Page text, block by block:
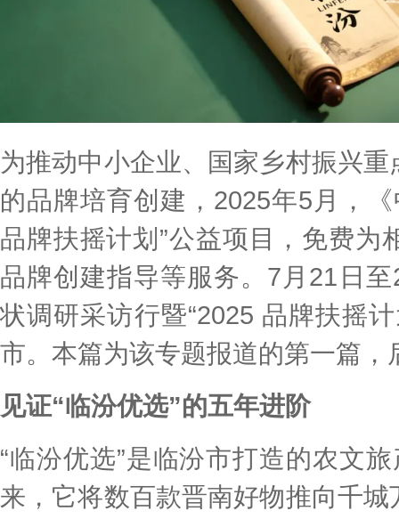
为推动中小企业、国家乡村振兴
的品牌培育创建，2025年5月，
品牌扶摇计划”公益项目，免费为
品牌创建指导等服务。7月21日
状调研采访行暨“2025 品牌扶摇
市。本篇为该专题报道的第一篇
见证“临汾优选”的五年进阶
“临汾优选”是临汾市打造的农文
来，它将数百款晋南好物推向千